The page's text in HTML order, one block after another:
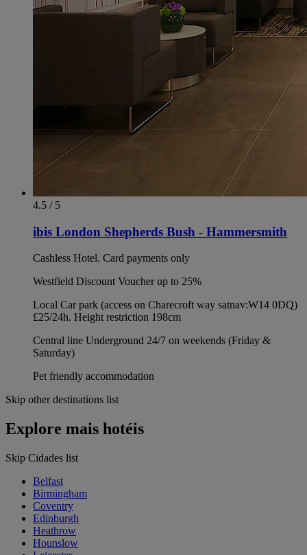
4.5 / 5
ibis London Shepherds Bush - Hammersmith
Cashless Hotel. Card payments only
Westfield Discount Voucher up to 25%
Local Car park (access on Charecroft way satnav:W14 0DQ)
£25/24h. Height restriction 198cm
Central line Underground 24/7 on weekends (Friday &
Saturday)
Pet friendly accommodation
Skip other destinations list
Explore mais hotéis
Skip Cidades list
Belfast
Birmingham
Coventry
Edinburgh
Heathrow
Hounslow